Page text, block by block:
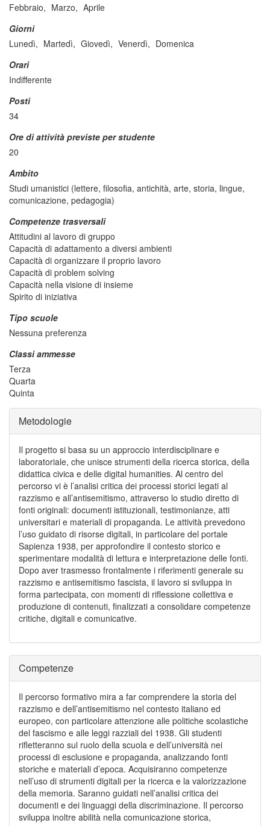
Febbraio, Marzo, Aprile
Giorni
Lunedì, Martedì, Giovedì, Venerdì, Domenica
Orari
Indifferente
Posti
34
Ore di attività previste per studente
20
Ambito
Studi umanistici (lettere, filosofia, antichità, arte, storia, lingue,
comunicazione, pedagogia)
Competenze trasversali
Attitudini al lavoro di gruppo
Capacità di adattamento a diversi ambienti
Capacità di organizzare il proprio lavoro
Capacità di problem solving
Capacità nella visione di insieme
Spirito di iniziativa
Tipo scuole
Nessuna preferenza
Classi ammesse
Terza
Quarta
Quinta
Metodologie
Il progetto si basa su un approccio interdisciplinare e
laboratoriale, che unisce strumenti della ricerca storica, della
didattica civica e delle digital humanities. Al centro del
percorso vi è l’analisi critica dei processi storici legati al
razzismo e all’antisemitismo, attraverso lo studio diretto di
fonti originali: documenti istituzionali, testimonianze, atti
universitari e materiali di propaganda. Le attività prevedono
l’uso guidato di risorse digitali, in particolare del portale
Sapienza 1938, per approfondire il contesto storico e
sperimentare modalità di lettura e interpretazione delle fonti.
Dopo aver trasmesso frontalmente i riferimenti generale su
razzismo e antisemitismo fascista, il lavoro si sviluppa in
forma partecipata, con momenti di riflessione collettiva e
produzione di contenuti, finalizzati a consolidare competenze
critiche, digitali e comunicative.
Competenze
Il percorso formativo mira a far comprendere la storia del
razzismo e dell’antisemitismo nel contesto italiano ed
europeo, con particolare attenzione alle politiche scolastiche
del fascismo e alle leggi razziali del 1938. Gli studenti
rifletteranno sul ruolo della scuola e dell’università nei
processi di esclusione e propaganda, analizzando fonti
storiche e materiali d’epoca. Acquisiranno competenze
nell’uso di strumenti digitali per la ricerca e la valorizzazione
della memoria. Saranno guidati nell’analisi critica dei
documenti e dei linguaggi della discriminazione. Il percorso
sviluppa inoltre abilità nella comunicazione storica,